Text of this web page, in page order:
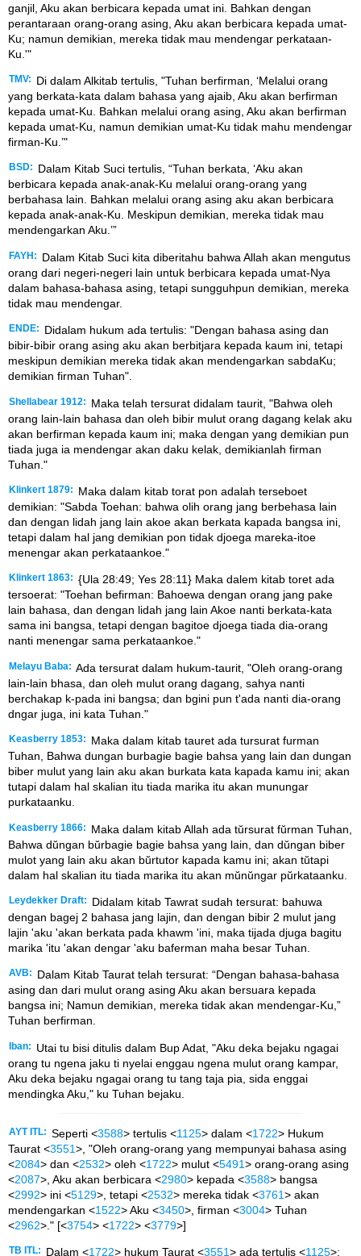
ganjil, Aku akan berbicara kepada umat ini. Bahkan dengan
perantaraan orang-orang asing, Aku akan berbicara kepada umat-
Ku; namun demikian, mereka tidak mau mendengar perkataan-
Ku.'"
TMV:
Di dalam Alkitab tertulis, "Tuhan berfirman, ‘Melalui orang
yang berkata-kata dalam bahasa yang ajaib, Aku akan berfirman
kepada umat-Ku. Bahkan melalui orang asing, Aku akan berfirman
kepada umat-Ku, namun demikian umat-Ku tidak mahu mendengar
firman-Ku.’"
BSD:
Dalam Kitab Suci tertulis, “Tuhan berkata, ‘Aku akan
berbicara kepada anak-anak-Ku melalui orang-orang yang
berbahasa lain. Bahkan melalui orang asing aku akan berbicara
kepada anak-anak-Ku. Meskipun demikian, mereka tidak mau
mendengarkan Aku.’”
FAYH:
Dalam Kitab Suci kita diberitahu bahwa Allah akan mengutus
orang dari negeri-negeri lain untuk berbicara kepada umat-Nya
dalam bahasa-bahasa asing, tetapi sungguhpun demikian, mereka
tidak mau mendengar.
ENDE:
Didalam hukum ada tertulis: "Dengan bahasa asing dan
bibir-bibir orang asing aku akan berbitjara kepada kaum ini, tetapi
meskipun demikian mereka tidak akan mendengarkan sabdaKu;
demikian firman Tuhan".
Shellabear 1912:
Maka telah tersurat didalam taurit, "Bahwa oleh
orang lain-lain bahasa dan oleh bibir mulut orang dagang kelak aku
akan berfirman kepada kaum ini; maka dengan yang demikian pun
tiada juga ia mendengar akan daku kelak, demikianlah firman
Tuhan."
Klinkert 1879:
Maka dalam kitab torat pon adalah terseboet
demikian: "Sabda Toehan: bahwa olih orang jang berbehasa lain
dan dengan lidah jang lain akoe akan berkata kapada bangsa ini,
tetapi dalam hal jang demikian pon tidak djoega mareka-itoe
menengar akan perkataankoe."
Klinkert 1863: {Ula 28:49; Yes 28:11} Maka dalem kitab toret ada
tersoerat: "Toehan befirman: Bahoewa dengan orang jang pake
lain bahasa, dan dengan lidah jang lain Akoe nanti berkata-kata
sama ini bangsa, tetapi dengan bagitoe djoega tiada dia-orang
nanti menengar sama perkataankoe."
Melayu Baba: Ada tersurat dalam hukum-taurit, "Oleh orang-orang
lain-lain bhasa, dan oleh mulut orang dagang, sahya nanti
berchakap k-pada ini bangsa; dan bgini pun t'ada nanti dia-orang
dngar juga, ini kata Tuhan."
Keasberry 1853:
Maka dalam kitab tauret ada tursurat furman
Tuhan, Bahwa dungan burbagie bagie bahsa yang lain dan dungan
biber mulut yang lain aku akan burkata kata kapada kamu ini; akan
tutapi dalam hal skalian itu tiada marika itu akan munungar
purkataanku.
Keasberry 1866:
Maka dalam kitab Allah ada tŭrsurat fŭrman Tuhan,
Bahwa dŭngan bŭrbagie bagie bahsa yang lain, dan dŭngan biber
mulot yang lain aku akan bŭrtutor kapada kamu ini; akan tŭtapi
dalam hal skalian itu tiada marika itu akan mŭnŭngar pŭrkataanku.
Leydekker Draft:
Didalam kitab Tawrat sudah tersurat: bahuwa
dengan bagej 2 bahasa jang lajin, dan dengan bibir 2 mulut jang
lajin 'aku 'akan berkata pada khawm 'ini, maka tijada djuga bagitu
marika 'itu 'akan dengar 'aku baferman maha besar Tuhan.
AVB:
Dalam Kitab Taurat telah tersurat: “Dengan bahasa-bahasa
asing dan dari mulut orang asing Aku akan bersuara kepada
bangsa ini; Namun demikian, mereka tidak akan mendengar-Ku,”
Tuhan berfirman.
Iban:
Utai tu bisi ditulis dalam Bup Adat, "Aku deka bejaku ngagai
orang tu ngena jaku ti nyelai enggau ngena mulut orang kampar,
Aku deka bejaku ngagai orang tu tang taja pia, sida enggai
mendingka Aku," ku Tuhan bejaku.
AYT ITL: Seperti <3588> tertulis <1125> dalam <1722> Hukum
Taurat <3551>, "Oleh orang-orang yang mempunyai bahasa asing
<2084> dan <2532> oleh <1722> mulut <5491> orang-orang asing
<2087>, Aku akan berbicara <2980> kepada <3588> bangsa
<2992> ini <5129>, tetapi <2532> mereka tidak <3761> akan
mendengarkan <1522> Aku <3450>, firman <3004> Tuhan
<2962>." [<3754> <1722> <3779>]
TB ITL: Dalam <1722> hukum Taurat <3551> ada tertulis <1125>: